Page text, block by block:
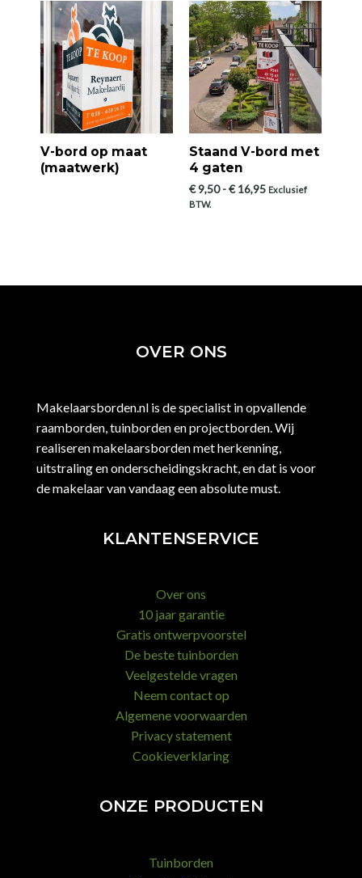
V-bord op maat
(maatwerk)
Staand V-bord met
4 gaten
€9,50 -€16,95Prijsklasse:
Exclusief
BTW.
OVER ONS
Makelaarsborden.nl is de specialist in opvallende
raamborden, tuinborden en projectborden. Wij
realiseren makelaarsborden met herkenning,
uitstraling en onderscheidingskracht, en dat is voor
de makelaar van vandaag een absolute must.
KLANTENSERVICE
Over ons
10 jaar garantie
Gratis ontwerpvoorstel
De beste tuinborden
Veelgestelde vragen
Neem contact op
Algemene voorwaarden
Privacy statement
Cookieverklaring
ONZE PRODUCTEN
Tuinborden